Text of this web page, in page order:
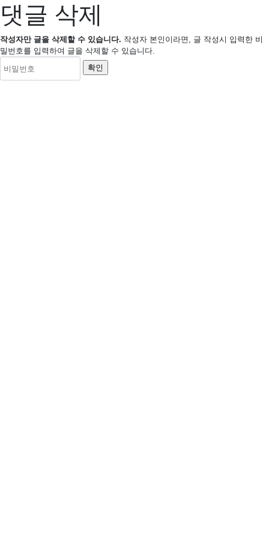
댓글 삭제
작성자만 글을 삭제할 수 있습니다. 작성자 본인이라면, 글 작성시 입력한 비
밀번호를 입력하여 글을 삭제할 수 있습니다.